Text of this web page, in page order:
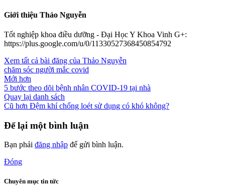
Giới thiệu Thảo Nguyễn
Tốt nghiệp khoa điều dưỡng - Đại Học Y Khoa Vinh G+:
https://plus.google.com/u/0/11330527368450854792
Xem tất cả bài đăng của Thảo Nguyễn
chăm sóc người mắc covid
Mới hơn
5 bước theo dõi bệnh nhân COVID-19 tại nhà
Quay lại danh sách
Cũ hơn Đệm khí chống loét sử dụng có khó không?
Để lại một bình luận
Bạn phải đăng nhập để gửi bình luận.
Đóng
Chuyên mục tin tức